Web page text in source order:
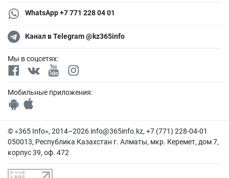
WhatsApp +7 771 228 04 01
Канал в Telegram @kz365info
Мы в соцсетях:
Мобильные приложения:
© «365 Info», 2014–2026 info@365info.kz, +7 (771) 228-04-01
050013, Республика Казахстан г. Алматы, мкр. Керемет, дом 7,
корпус 39, оф. 472